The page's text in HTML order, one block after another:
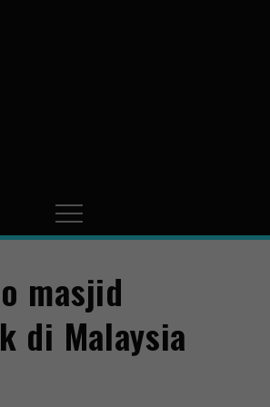
masjid
di Malaysia